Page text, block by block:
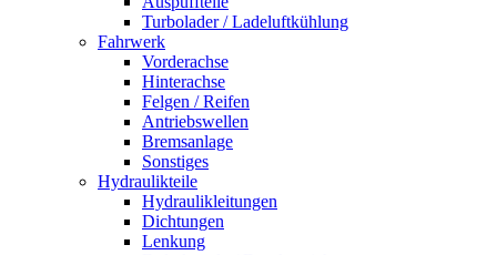
Turbolader / Ladeluftkühlung
Fahrwerk
Vorderachse
Hinterachse
Felgen / Reifen
Antriebswellen
Bremsanlage
Sonstiges
Hydraulikteile
Hydraulikleitungen
Dichtungen
Lenkung